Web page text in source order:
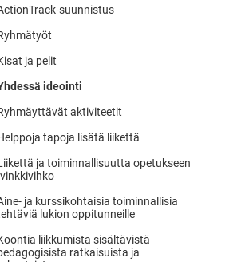
suunnistus
ja pelit
ideointi
aktiviteetit
tapoja lisätä liikettä
ja toiminnallisuutta opetukseen
ja kurssikohtaisia toiminnallisia
lukion oppitunneille
liikkumista sisältävistä
ratkaisuista ja